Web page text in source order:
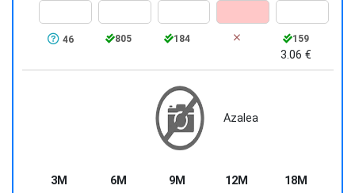
46 805 184 159
3.06 €
Azalea
3M 6M 9M 12M 18M